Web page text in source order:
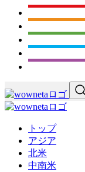
トップ
アジア
北米
中南米